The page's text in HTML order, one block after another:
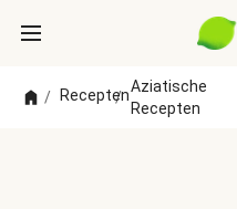
/ Recepten
/
Aziatische
Recepten